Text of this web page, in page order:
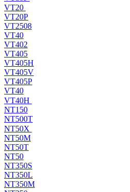
VT20
VT20P
VT2508
VT40
VT402
VT405
VT405H
VT405V
VT405P
VT40
VT40H
NT150
NT500T
NT50X
NT50M
NT50T
NT50
NT350S
NT350L
NT350M